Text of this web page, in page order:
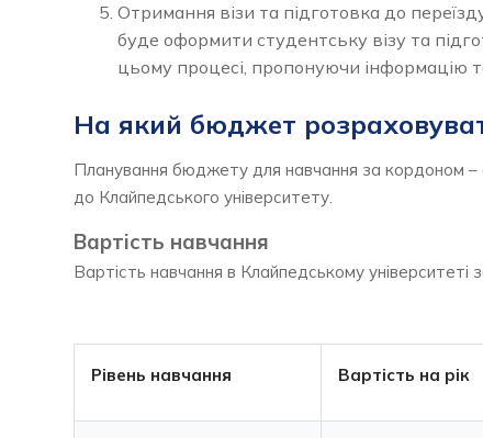
Отримання візи та підготовка до
буде оформити студентську візу та
цьому процесі, пропонуючи інформацію
На який бюджет
Планування бюджету для навчання за кордоном –
до Клайпедського університету.
Вартість навчання
Вартість навчання в Клайпедському університеті
Рівень навчання Вартість на рік